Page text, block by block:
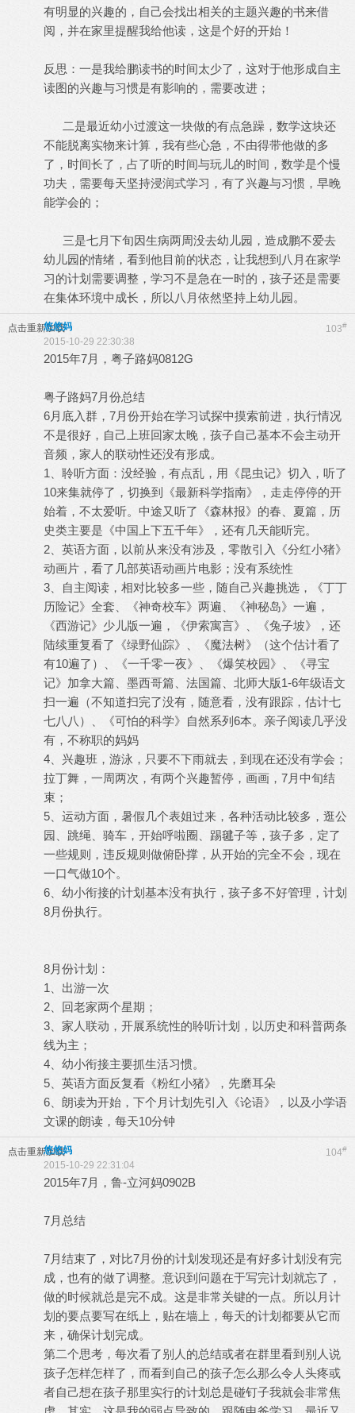
有明显的兴趣的，自己会找出相关的主题兴趣的书来借
阅，并在家里提醒我给他读，这是个好的开始！
反思：一是我给鹏读书的时间太少了，这对于他形成自主
读图的兴趣与习惯是有影响的，需要改进；
二是最近幼小过渡这一块做的有点急躁，数学这块还
不能脱离实物来计算，我有些心急，不由得带他做的多
了，时间长了，占了听的时间与玩儿的时间，数学是个慢
功夫，需要每天坚持浸润式学习，有了兴趣与习惯，早晚
能学会的；
三是七月下旬因生病两周没去幼儿园，造成鹏不爱去
幼儿园的情绪，看到他目前的状态，让我想到八月在家学
习的计划需要调整，学习不是急在一时的，孩子还是需要
在集体环境中成长，所以八月依然坚持上幼儿园。
点击重新加载 103#
悠悠妈
2015-10-29 22:30:38
2015年7月，粤子路妈0812G
粤子路妈7月份总结
6月底入群，7月份开始在学习试探中摸索前进，执行情况
不是很好，自己上班回家太晚，孩子自己基本不会主动开
音频，家人的联动性还没有形成。
1、聆听方面：没经验，有点乱，用《昆虫记》切入，听了
10来集就停了，切换到《最新科学指南》，走走停停的开
始着，不太爱听。中途又听了《森林报》的春、夏篇，历
史类主要是《中国上下五千年》，还有几天能听完。
2、英语方面，以前从来没有涉及，零散引入《分红小猪》
动画片，看了几部英语动画片电影；没有系统性
3、自主阅读，相对比较多一些，随自己兴趣挑选，《丁丁
历险记》全套、《神奇校车》两遍、《神秘岛》一遍，
《西游记》少儿版一遍，《伊索寓言》、《兔子坡》，还
陆续重复看了《绿野仙踪》、《魔法树》（这个估计看了
有10遍了）、《一千零一夜》、《爆笑校园》、《寻宝
记》加拿大篇、墨西哥篇、法国篇、北师大版1-6年级语文
扫一遍（不知道扫完了没有，随意看，没有跟踪，估计七
七八八）、《可怕的科学》自然系列6本。亲子阅读几乎没
有，不称职的妈妈
4、兴趣班，游泳，只要不下雨就去，到现在还没有学会；
拉丁舞，一周两次，有两个兴趣暂停，画画，7月中旬结
束；
5、运动方面，暑假几个表姐过来，各种活动比较多，逛公
园、跳绳、骑车，开始呼啦圈、踢毽子等，孩子多，定了
一些规则，违反规则做俯卧撑，从开始的完全不会，现在
一口气做10个。
6、幼小衔接的计划基本没有执行，孩子多不好管理，计划
8月份执行。
8月份计划：
1、出游一次
2、回老家两个星期；
3、家人联动，开展系统性的聆听计划，以历史和科普两条
线为主；
4、幼小衔接主要抓生活习惯。
5、英语方面反复看《粉红小猪》，先磨耳朵
6、朗读为开始，下个月计划先引入《论语》，以及小学语
文课的朗读，每天10分钟
点击重新加载 104#
悠悠妈
2015-10-29 22:31:04
2015年7月，鲁-立河妈0902B
7月总结
7月结束了，对比7月份的计划发现还是有好多计划没有完
成，也有的做了调整。意识到问题在于写完计划就忘了，
做的时候就总是完不成。这是非常关键的一点。所以月计
划的要点要写在纸上，贴在墙上，每天的计划都要从它而
来，确保计划完成。
第二个思考，每次看了别人的总结或者在群里看到别人说
孩子怎样怎样了，而看到自己的孩子怎么那么令人头疼或
者自己想在孩子那里实行的计划总是碰钉子我就会非常焦